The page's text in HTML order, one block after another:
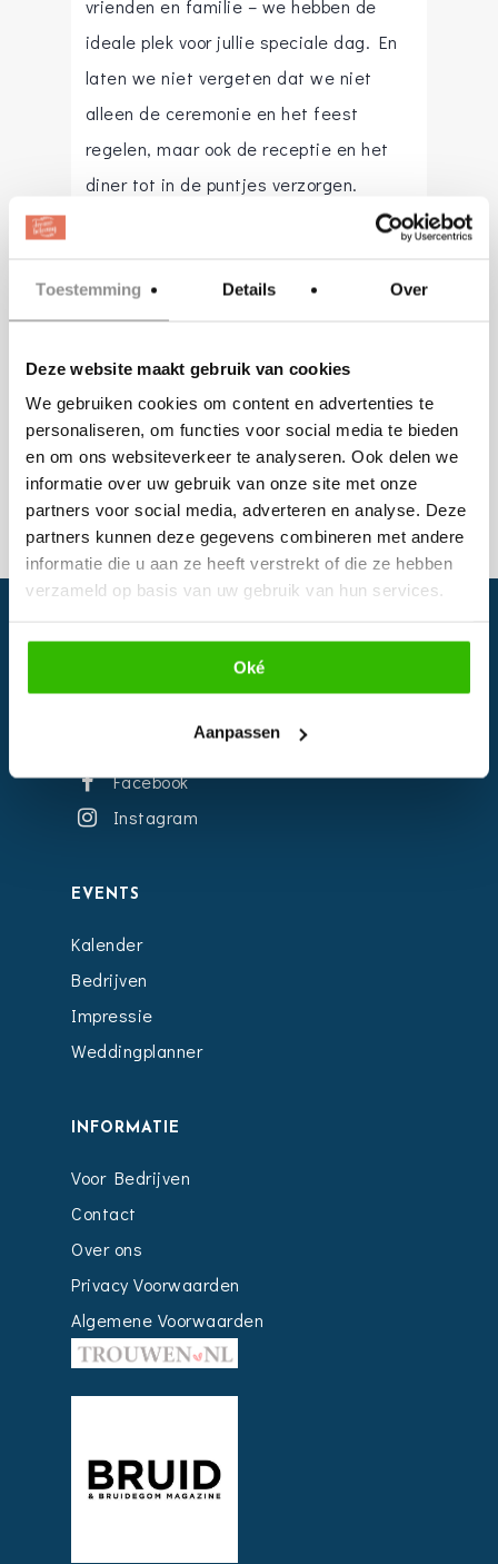
Toestemming Details Over
Deze website maakt gebruik van cookies
We gebruiken cookies om content en advertenties te
personaliseren, om functies voor social media te bieden
en om ons websiteverkeer te analyseren. Ook delen we
informatie over uw gebruik van onze site met onze
partners voor social media, adverteren en analyse. Deze
partners kunnen deze gegevens combineren met andere
informatie die u aan ze heeft verstrekt of die ze hebben
verzameld op basis van uw gebruik van hun services.
Oké
Aanpassen
vrienden en familie – we hebben de
ideale plek voor jullie speciale dag. En
laten we niet vergeten dat we niet
alleen de ceremonie en het feest
regelen, maar ook de receptie en het
diner tot in de puntjes verzorgen.
De Zeeuwse Kust kan niet wachten om
jullie onvergetelijke bruiloft te creëren.
Website:
www.strandparkdezeeuwsekust.nl
Facebook
Instagram
EVENTS
Kalender
Bedrijven
Impressie
Weddingplanner
INFORMATIE
Voor Bedrijven
Contact
Over ons
Privacy Voorwaarden
Algemene Voorwaarden